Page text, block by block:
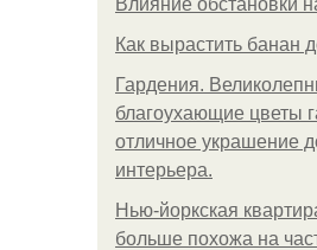
Влияние обстановки
Как вырастить банан
Гардения.
благоухающие цветы
отличное украшение
интерьера.
Нью-йоркская
больше похожа на